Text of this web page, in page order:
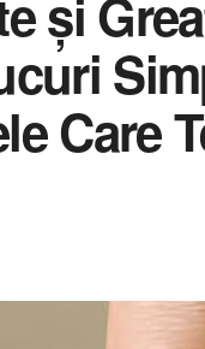
și
Care